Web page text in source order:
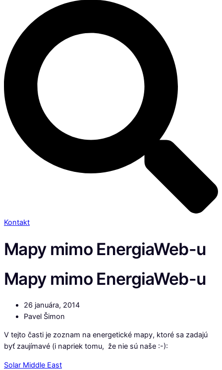
Kontakt
Mapy mimo EnergiaWeb-u
Mapy mimo EnergiaWeb-u
26 januára, 2014
Pavel Šimon
V tejto časti je zoznam na energetické mapy, ktoré sa zadajú
byť zaujímavé (i napriek tomu, že nie sú naše :-):
Solar Middle East